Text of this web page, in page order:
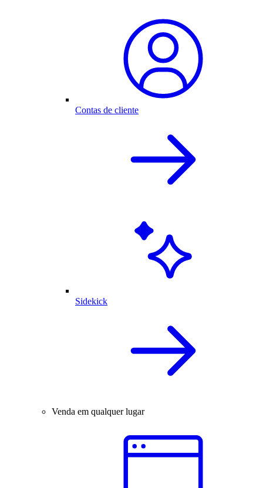
Contas de cliente
Sidekick
Venda em qualquer lugar